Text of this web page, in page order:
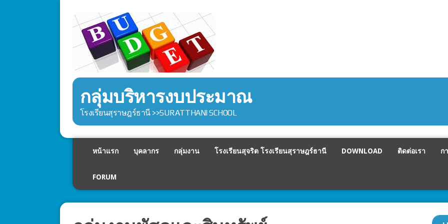
กลุ่มบริหารงบประมาณ
โรงเรียนสุราษฎร์ธานี >>SURATTHANI SCHOOL
หน้าแรก บุคลากร กลุ่มงาน โรงเรียนสุจริต โรงเรียนสุราษฎร์ธานี DOWNLOAD ติดต่อเรา ก
FORUM